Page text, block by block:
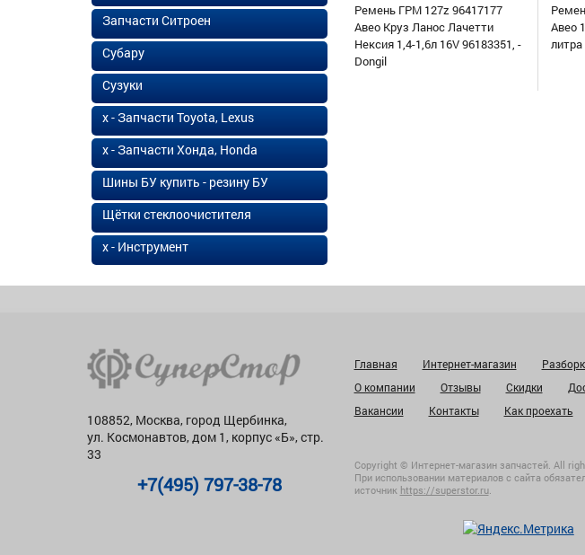
Ремень ГРМ 127z 96417177
Авео Круз Ланос Лачетти
Нексия 1,4-1,6л 16V 96183351, -
Dongil
Авео
Запчасти Ситроен
Субару
Сузуки
х - Запчасти Toyota, Lexus
х - Запчасти Хонда, Honda
Шины БУ купить - резину БУ
Щётки стеклоочистителя
х - Инструмент
108852, Москва, город Щербинка,
ул. Космонавтов, дом 1, корпус «Б», стр.
33
+7(495) 797-38-78
Главная Интернет-магазин
О компании
Отзывы Скидки
Вакансии
Контакты Как проехать
Copyright © Интернет-магазин запчастей. All
При использовании материалов с сайта
источник https://superstor.ru.